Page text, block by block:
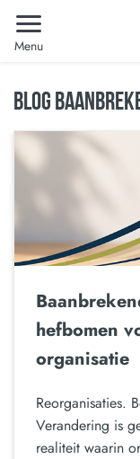
Menu
BLOG
hefbomen
organisatie
Reorganisaties.
Verandering is
realiteit waarin